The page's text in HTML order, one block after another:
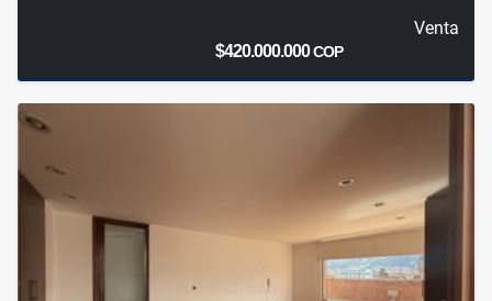
Venta
$420.000.000COP